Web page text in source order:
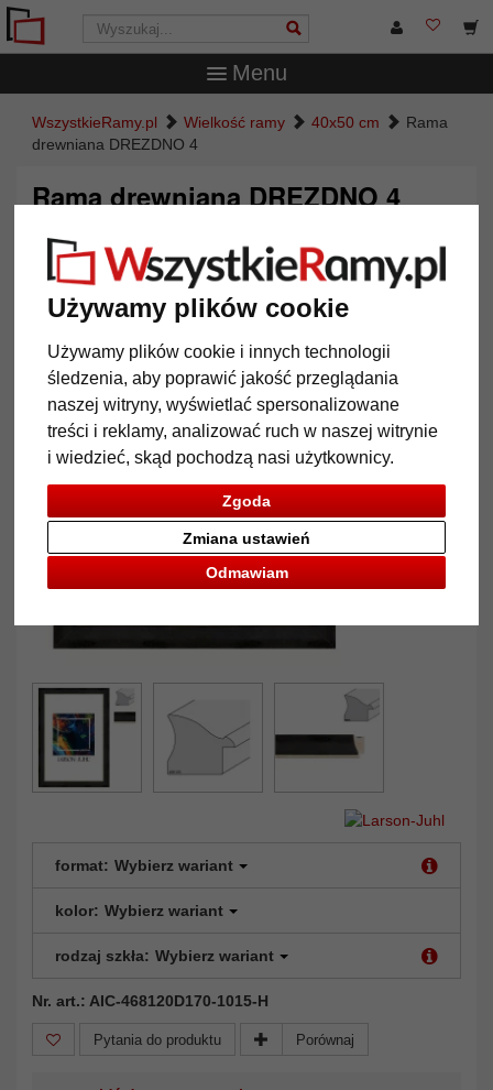
Używamy plików cookie
Używamy plików cookie i innych technologii
śledzenia, aby poprawić jakość przeglądania
naszej witryny, wyświetlać spersonalizowane
treści i reklamy, analizować ruch w naszej witrynie
i wiedzieć, skąd pochodzą nasi użytkownicy.
Zgoda
Odmawiam
Zmiana ustawień
Menu
WszystkieRamy.pl Wielkość ramy 40x50 cm
Rama
drewniana DREZDNO 4
Rama drewniana DREZDNO 4
Powrót
format: Wybierz wariant
kolor: Wybierz wariant
rodzaj szkła: Wybierz wariant
Nr. art.: AIC-468120D170-1015-H
Pytania do produktu Porównaj